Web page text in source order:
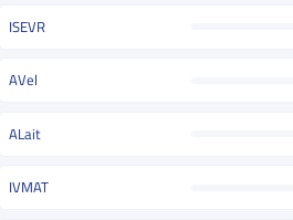
ISEVR
AVel
ALait
IVMAT